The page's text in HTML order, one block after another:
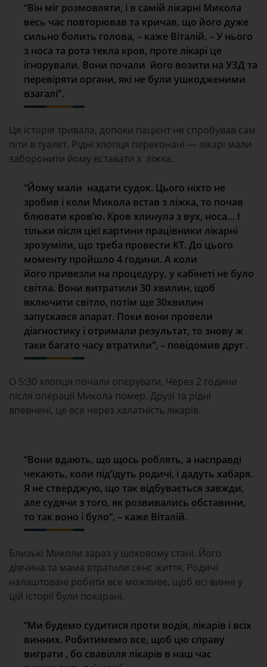
“Він міг розмовляти, і в самій лікарні Микола
весь час повторював та кричав, що його дуже
сильно болить голова, – каже Віталій. – У нього
з носа та рота текла кров, проте лікарі це
ігнорували. Вони почали його возити на УЗД та
перевіряти органи, які не були ушкодженими
взагалі”.
Ця історія тривала, допоки пацієнт не спробував сам
піти в туалет. Рідні хлопця переконані — лікарі мали
заборонити йому вставати з ліжка.
“Йому мали надати судок. Цього ніхто не
зробив і коли Микола встав з ліжка, то почав
блювати кров’ю. Кров хлинула з вух, носа… І
тільки після цієї картини працівники лікарні
зрозуміли, що треба провести КТ. До цього
моменту пройшло 4 години. А коли
його привезли на процедуру, у кабінеті не було
світла. Вони витратили 30 хвилин, щоб
включити світло, потім ще 30хвилин
запускався апарат. Поки вони провели
діагностику і отримали результат, то знову ж
таки багато часу втратили”, – повідомив друг .
О 5:30 хлопця почали оперувати. Через 2 години
після операції Микола помер. Друзі та рідні
впевнені, це все через халатність лікарів.
“Вони вдають, що щось роблять, а насправді
чекають, коли під’їдуть родичі, і дадуть хабаря.
Я не стверджую, що так відбувається завжди,
але судячи з того, як розвивались обставини,
то так воно і було”, – каже Віталій.
Близькі Миколи зараз у шоковому стані. Його
дівчина та мама втратили сенс життя. Родичі
налаштовані робити все можливе, щоб всі винні у
цій історії були покарані.
“Ми будемо судитися проти водія, лікарів і всіх
винних. Робитимемо все, щоб цю справу
виграти , бо свавілля лікарів в наш час